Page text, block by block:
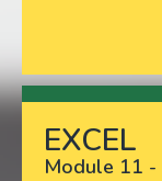
Lire plus
EXCEL
Module 11 -